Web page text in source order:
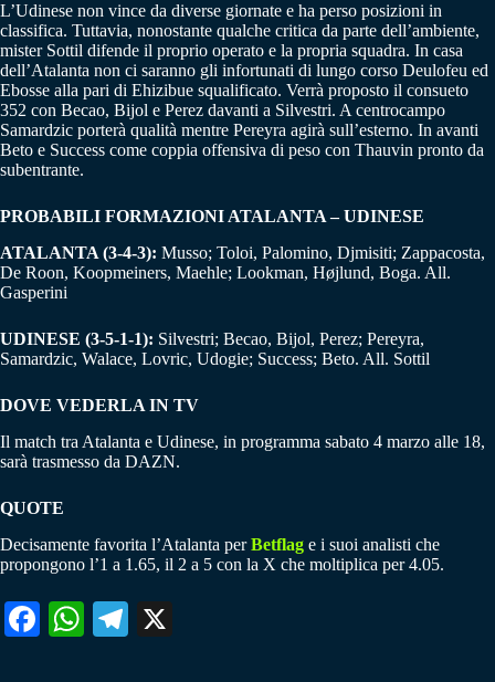
L’Udinese non vince da diverse giornate e ha perso posizioni in
classifica. Tuttavia, nonostante qualche critica da parte dell’ambiente,
mister Sottil difende il proprio operato e la propria squadra. In casa
dell’Atalanta non ci saranno gli infortunati di lungo corso Deulofeu ed
Ebosse alla pari di Ehizibue squalificato. Verrà proposto il consueto
352 con Becao, Bijol e Perez davanti a Silvestri. A centrocampo
Samardzic porterà qualità mentre Pereyra agirà sull’esterno. In avanti
Beto e Success come coppia offensiva di peso con Thauvin pronto da
subentrante.
PROBABILI FORMAZIONI ATALANTA – UDINESE
ATALANTA (3-4-3): Musso; Toloi, Palomino, Djmisiti; Zappacosta,
De Roon, Koopmeiners, Maehle; Lookman, Højlund, Boga. All.
Gasperini
UDINESE (3-5-1-1): Silvestri; Becao, Bijol, Perez; Pereyra,
Samardzic, Walace, Lovric, Udogie; Success; Beto. All. Sottil
DOVE VEDERLA IN TV
Il match tra Atalanta e Udinese, in programma sabato 4 marzo alle 18,
sarà trasmesso da DAZN.
QUOTE
Decisamente favorita l’Atalanta perBetflag e i suoi analisti che
propongono l’1 a 1.65, il 2 a 5 con la X che moltiplica per 4.05.
Fa W
Te